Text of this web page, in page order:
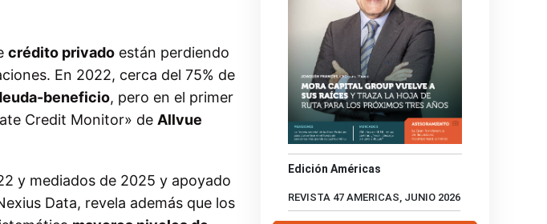
crédito privado están perdiendo
En 2022, cerca del 75% de
beneficio, pero en el primer
Credit Monitor» de Allvue
y mediados de 2025 y apoyado
Data, revela además que los
Edición Américas
REVISTA 47 AMERICAS, JUNIO 2026